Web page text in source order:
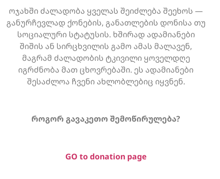
ოჯახში ძალადობა ყველას შეიძლება შეეხოს —
განურჩევლად ქონების, განათლების დონისა თუ
სოციალური სტატუსის. ხშირად ადამიანები
შიშის ან სირცხვილის გამო ამას მალავენ,
მაგრამ ძალადობის ტკივილი ყოველდღე
იგრძნობა მათ ცხოვრებაში. ეს ადამიანები
შესაძლოა ჩვენი ახლობლებიც იყვნენ.
როგორ გავაკეთო შემოწირულება?
GO to donation page